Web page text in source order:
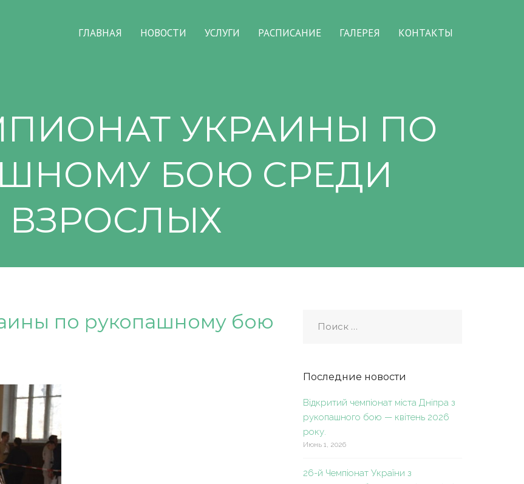
ГЛАВНАЯ НОВОСТИ УСЛУГИ РАСПИСАНИЕ ГАЛЕРЕЯ КОНТАКТЫ
УКРАИНЫ ПО
БОЮ СРЕДИ
ВЗРОСЛЫХ
по рукопашному бою
Последние новости
Відкритий чемпіонат міста Дніпра з
рукопашного бою — квітень 2026
року.
Июнь 1, 2026
26-й Чемпіонат України з